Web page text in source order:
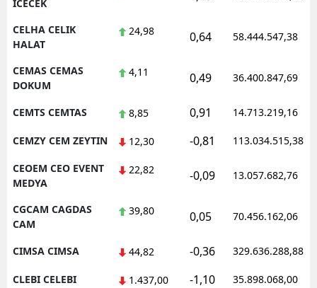
ICECEK
CELHA CELIK
HALAT
24,98 0,64 58.444.547,38
CEMAS CEMAS
DOKUM
4,11 0,49 36.400.847,69
CEMTS CEMTAS 8,85 0,91 14.713.219,16
CEMZY CEM ZEYTIN 12,30 -0,81 113.034.515,38
CEOEM CEO EVENT
MEDYA
22,82 -0,09 13.057.682,76
CGCAM CAGDAS
CAM
39,80 0,05 70.456.162,06
CIMSA CIMSA 44,82 -0,36 329.636.288,88
CLEBI CELEBI 1.437,00 -1,10 35.898.068,00